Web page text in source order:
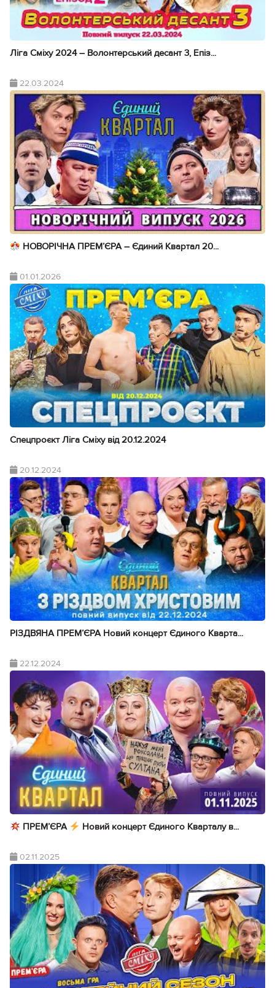
Ліга Сміху 2024 – Волонтерський десант 3, Епіз...
22.03.2024
НОВОРІЧНА ПРЕМ’ЄРА – Єдиний Квартал 20...
01.01.2026
Спецпроєкт Ліга Сміху від 20.12.2024
20.12.2024
РІЗДВЯНА ПРЕМ’ЄРА Новий концерт Єдиного Кварта...
22.12.2024
ПРЕМ’ЄРА Новий концерт Єдиного Кварталу в...
02.11.2025